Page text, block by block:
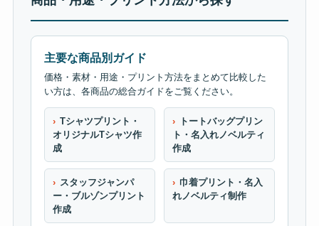
主要な商品別ガイド
価格・素材・用途・プリント方法をまとめて比較した
い方は、各商品の総合ガイドをご覧ください。
Tシャツプリント・
オリジナルTシャツ作
成
トートバッグプリン
ト・名入れノベルティ
作成
スタッフジャンパ
ー・ブルゾンプリント
作成
巾着プリント・名入
れノベルティ制作